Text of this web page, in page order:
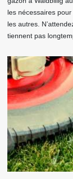
les nécessaires
les autres.
tiennent pas